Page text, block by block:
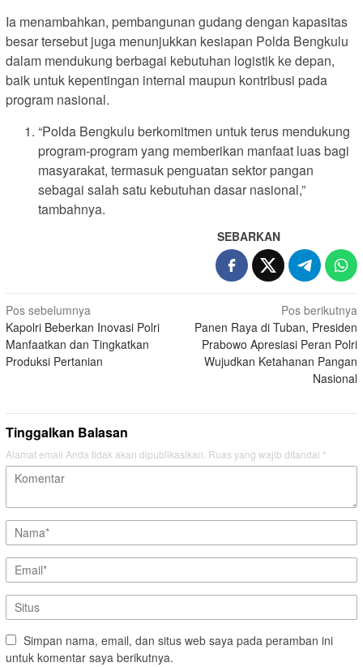
Ia menambahkan, pembangunan gudang dengan kapasitas
besar tersebut juga menunjukkan kesiapan Polda Bengkulu
dalam mendukung berbagai kebutuhan logistik ke depan,
baik untuk kepentingan internal maupun kontribusi pada
program nasional.
“Polda Bengkulu berkomitmen untuk terus mendukung
program-program yang memberikan manfaat luas bagi
masyarakat, termasuk penguatan sektor pangan
sebagai salah satu kebutuhan dasar nasional,”
tambahnya.
SEBARKAN
Navigasi
pos
Pos sebelumnya
Kapolri Beberkan Inovasi Polri
Manfaatkan dan Tingkatkan
Produksi Pertanian
Pos berikutnya
Panen Raya di Tuban, Presiden
Prabowo Apresiasi Peran Polri
Wujudkan Ketahanan Pangan
Nasional
Tinggalkan Balasan
Alamat email Anda tidak akan dipublikasikan. Ruas yang wajib ditandai *
Simpan nama, email, dan situs web saya pada peramban ini
untuk komentar saya berikutnya.